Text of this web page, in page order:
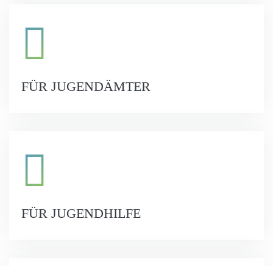
FÜR JUGENDÄMTER
FÜR JUGENDHILFE